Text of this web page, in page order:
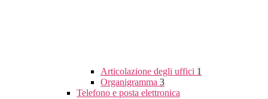
Articolazione degli uffici 1
Organigramma 3
Telefono e posta elettronica